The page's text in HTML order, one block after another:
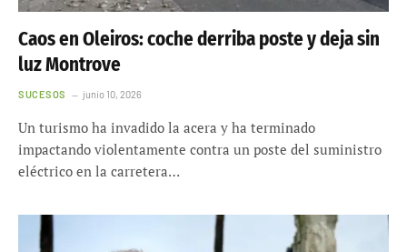
Caos en Oleiros: coche derriba poste y deja sin
luz Montrove
SUCESOS junio 10, 2026
Un turismo ha invadido la acera y ha terminado
impactando violentamente contra un poste del suministro
eléctrico en la carretera…